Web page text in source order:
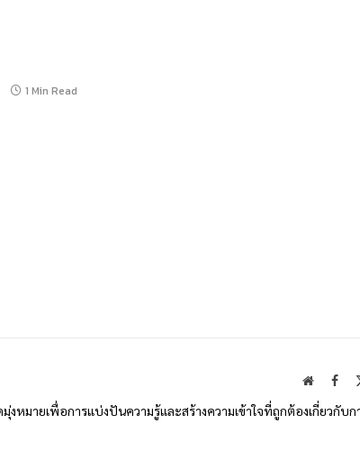
1 Min Read
Website
งหมายเพื่อการแบ่งปันความรู้และสร้างความเข้าใจที่ถูกต้องเกี่ยวกับก